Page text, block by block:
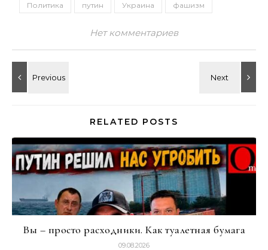
Политика
путин Украина фашизм
Нет комментариев
RELATED POSTS
Вы – просто расходники. Как туалетная бумага
09.08.2026